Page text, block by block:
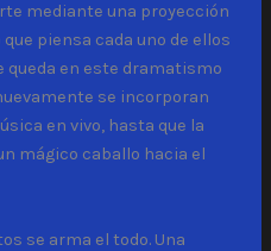
mediante una proyección
piensa cada uno de ellos
queda en este dramatismo
se incorporan
en vivo, hasta que la
mágico caballo hacia el
se arma el todo. Una